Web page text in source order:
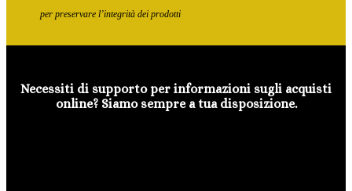
per preservare l’integrità dei prodotti
Necessiti di supporto per informazioni sugli acquisti
online? Siamo sempre a tua disposizione.